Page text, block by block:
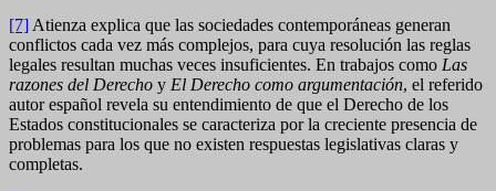
[7] Atienza explica que las sociedades contemporáneas generan
conflictos cada vez más complejos, para cuya resolución las reglas
legales resultan muchas veces insuficientes. En trabajos como Las
razones del Derecho y El Derecho como argumentación, el referido
autor español revela su entendimiento de que el Derecho de los
Estados constitucionales se caracteriza por la creciente presencia de
problemas para los que no existen respuestas legislativas claras y
completas.